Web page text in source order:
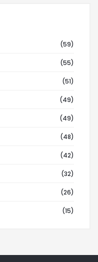
(59)
(55)
(51)
(49)
(49)
(48)
(42)
(32)
(26)
(15)